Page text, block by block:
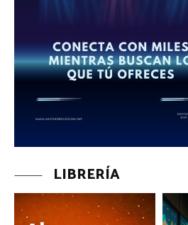
LIBRERÍA